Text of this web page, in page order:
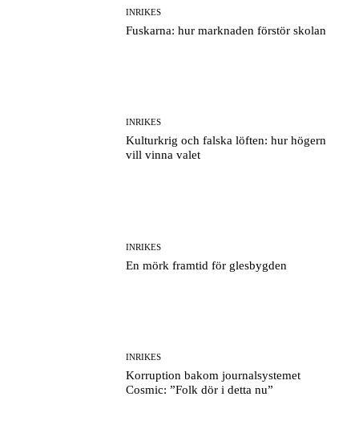
INRIKES
Fuskarna: hur marknaden förstör skolan
INRIKES
Kulturkrig och falska löften: hur högern
vill vinna valet
INRIKES
En mörk framtid för glesbygden
INRIKES
Korruption bakom journalsystemet
Cosmic: ”Folk dör i detta nu”